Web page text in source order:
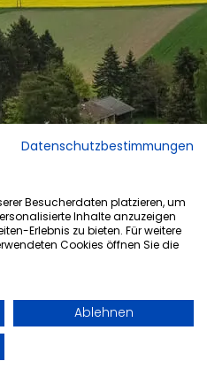
Datenschutzbestimmungen
Besucherdaten platzieren, um
Inhalte anzuzeigen
Erlebnis zu bieten. Für weitere
Cookies öffnen Sie die
Ablehnen